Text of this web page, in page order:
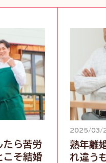
たら苦労
こそ結婚
2025/03/
熟年離
れ違う